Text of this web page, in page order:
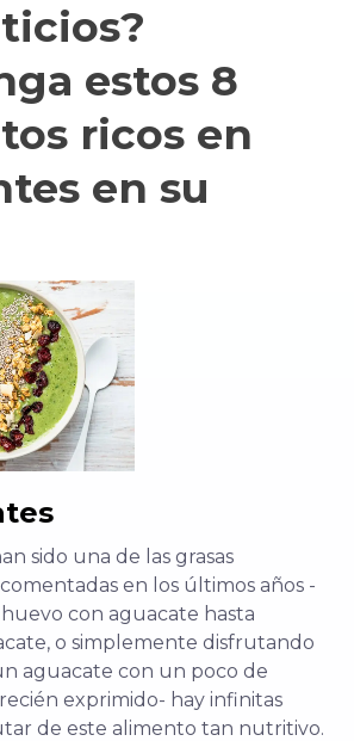
estos 8
ricos en
en su
sido una de las grasas
en los últimos años -
con aguacate hasta
o simplemente disfrutando
aguacate con un poco de
exprimido- hay infinitas
de este alimento tan nutritivo.